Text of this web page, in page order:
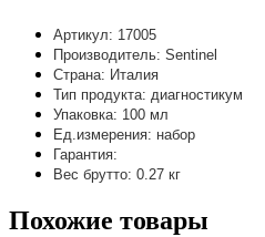
Артикул: 17005
Производитель: Sentinel
Страна: Италия
Тип продукта: диагностикум
Упаковка: 100 мл
Ед.измерения: набор
Гарантия:
Вес брутто: 0.27 кг
Похожие товары